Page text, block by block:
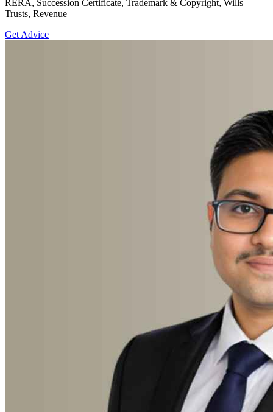
RERA, Succession Certificate, Trademark & Copyright, Wills
Trusts, Revenue
Get Advice